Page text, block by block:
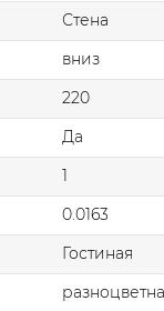
Стена
вниз
220
Да
1
0.0163
Гостиная